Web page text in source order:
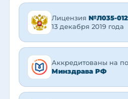
Лицензия №Л035-
13 декабря 2019 года
Аккредитованы на
Минздрава РФ